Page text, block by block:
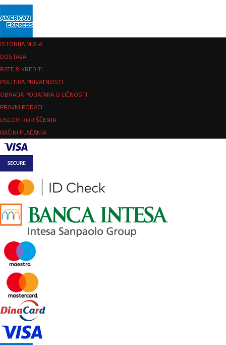
ISTORIJA MIX-A
DOSTAVA
RATE & KREDITI
POLITIKA PRIVATNOSTI
OBRADA PODATAKA O LIČNOSTI
PRAVNI PODACI
USLOVI KORIŠĆENJA
NAČINI PLAĆANJA